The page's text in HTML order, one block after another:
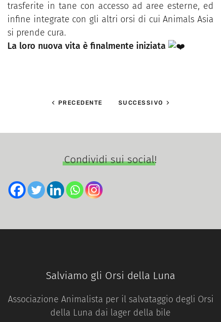
trasferite in tane con accesso ad aree esterne, ed
infine integrate con gli altri orsi di cui Animals Asia
si prende cura.
La loro nuova vita è finalmente iniziata
PRECEDENTE SUCCESSIVO
Condividi sui social!
Salviamo gli Orsi della Luna
Associazione Animalista per il salvataggio degli Orsi
della Luna dai lager della bile